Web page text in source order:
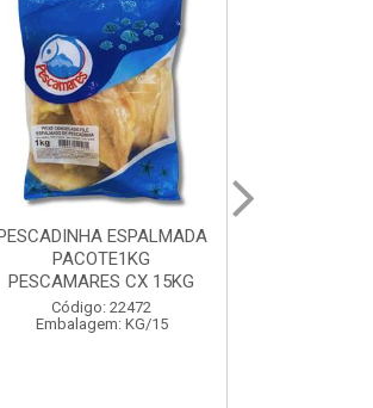
FILE DE PANGA PREMIUM
PACOTE 1KG CAIXA 10KG
Código: 20021
Embalagem: KG/10